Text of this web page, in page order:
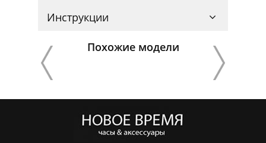
Инструкции
Похожие модели